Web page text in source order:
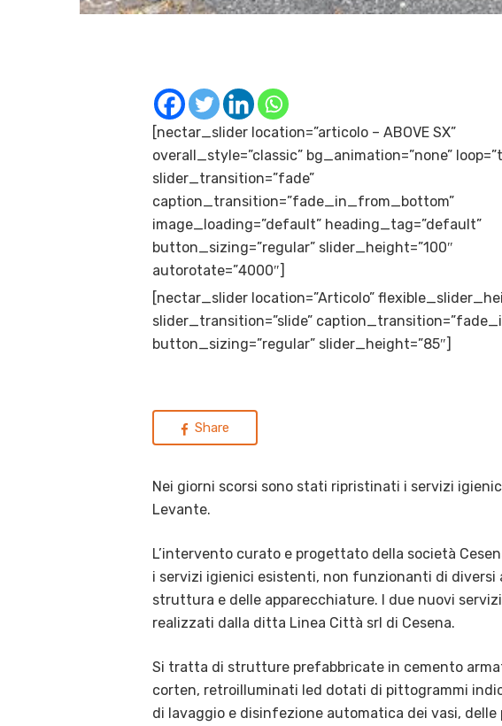
[nectar_slider location=”articolo – ABOVE SX”
overall_style=”classic” bg_animation=”none”
slider_transition=”fade”
caption_transition=”fade_in_from_bottom”
image_loading=”default” heading_tag=”default”
button_sizing=”regular” slider_height=”100″
autorotate=”4000″]
[nectar_slider location=”Articolo”
slider_transition=”slide”
button_sizing=”regular” slider_height=”85″]
Share
Nei giorni scorsi sono stati ripristinati i servizi
Levante.
L’intervento curato e progettato della società
i servizi igienici esistenti, non funzionanti di diversi
struttura e delle apparecchiature. I due nuovi
realizzati dalla ditta Linea Città srl di Cesena.
Si tratta di strutture prefabbricate in cemento
corten, retroilluminati led dotati di pittogrammi
di lavaggio e disinfezione automatica dei vasi,